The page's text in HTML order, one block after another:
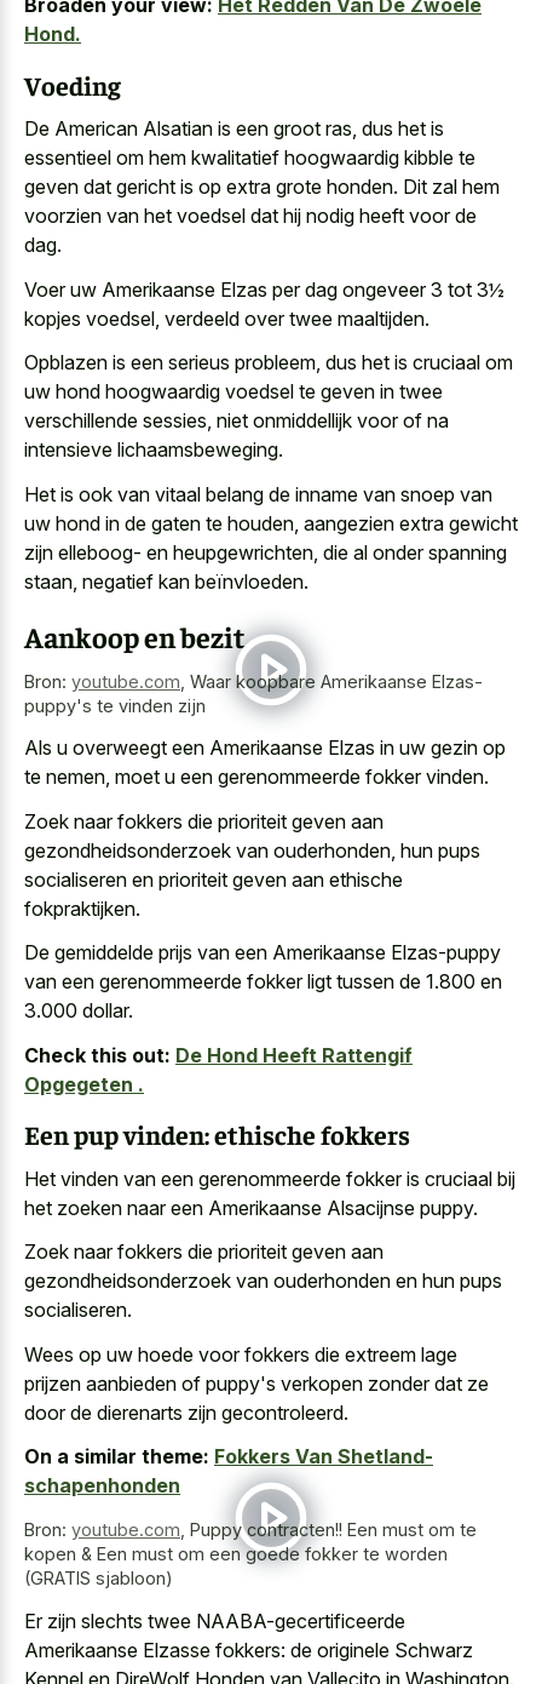
Broaden your view: Het Redden Van De Zwoele
Hond.
Voeding
De American Alsatian is een groot ras, dus het is
essentieel om hem kwalitatief hoogwaardig kibble te
geven dat gericht is op extra grote honden. Dit zal hem
voorzien van het voedsel dat hij nodig heeft voor de
dag.
Voer uw Amerikaanse Elzas per dag ongeveer 3 tot 3½
kopjes voedsel, verdeeld over twee maaltijden.
Opblazen is een serieus probleem, dus het is cruciaal om
uw hond hoogwaardig voedsel te geven in twee
verschillende sessies, niet onmiddellijk voor of na
intensieve lichaamsbeweging.
Het is ook van vitaal belang de inname van snoep van
uw hond in de gaten te houden, aangezien extra gewicht
zijn elleboog- en heupgewrichten, die al onder spanning
staan, negatief kan beïnvloeden.
Aankoop en bezit
Bron: youtube.com Waar koopbare Amerikaanse Elzas-
puppy's te vinden zijn
Als u overweegt een Amerikaanse Elzas in uw gezin op
te nemen, moet u een gerenommeerde fokker vinden.
Zoek naar fokkers die prioriteit geven aan
gezondheidsonderzoek van ouderhonden, hun pups
socialiseren en prioriteit geven aan ethische
fokpraktijken.
De gemiddelde prijs van een Amerikaanse Elzas-puppy
van een gerenommeerde fokker ligt tussen de 1.800 en
3.000 dollar.
Check this out: De Hond Heeft Rattengif
Opgegeten .
Een pup vinden: ethische fokkers
Het vinden van een gerenommeerde fokker is cruciaal bij
het zoeken naar een Amerikaanse Alsacijnse puppy.
Zoek naar fokkers die prioriteit geven aan
gezondheidsonderzoek van ouderhonden en hun pups
socialiseren.
Wees op uw hoede voor fokkers die extreem lage
prijzen aanbieden of puppy's verkopen zonder dat ze
door de dierenarts zijn gecontroleerd.
On a similar theme: Fokkers Van Shetland-
schapenhonden
Bron: youtube.com Puppy contracten!!️ Een must om te
kopen & Een must om een goede fokker te worden
(GRATIS sjabloon)
Er zijn slechts twee NAABA-gecertificeerde
Amerikaanse Elzasse fokkers: de originele Schwarz
Kennel en DireWolf Honden van Vallecito in Washington.